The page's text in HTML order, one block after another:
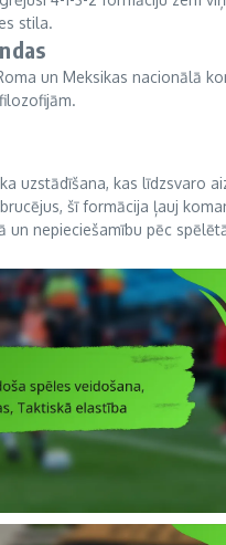
stila.
un Meksikas nacionālā
uzstādīšana, kas līdzsvaro
šī formācija ļauj
un nepieciešamību pēc